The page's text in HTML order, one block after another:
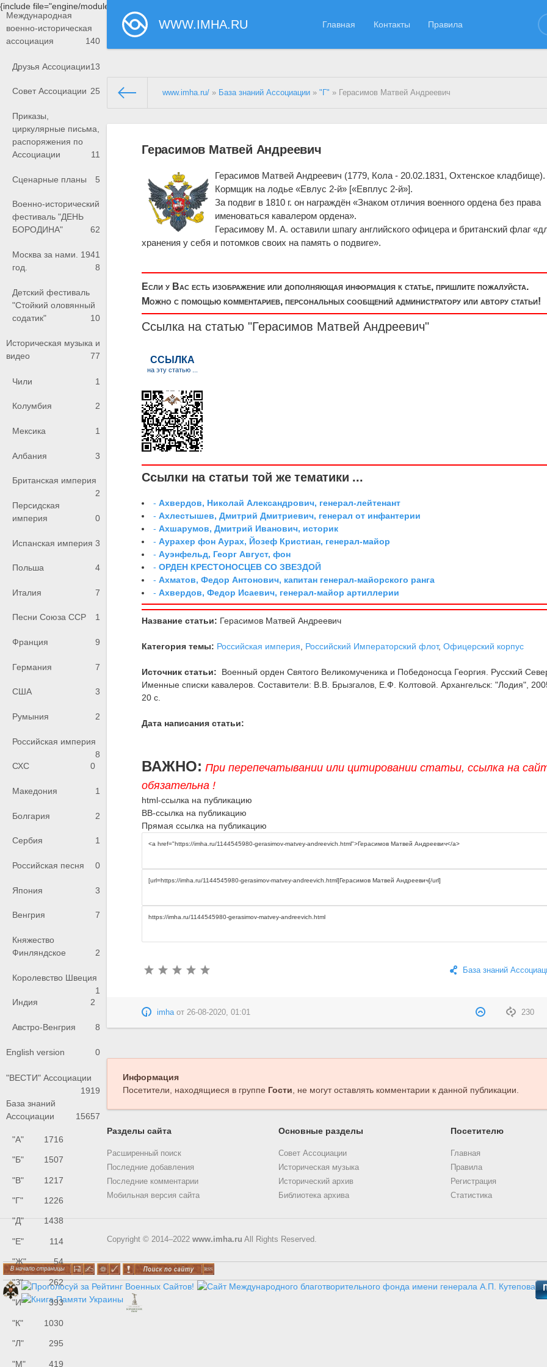
{include file="engine/modules/saperu/head.php"}
WWW.IMHA.RU Главная Контакты Правила
Международная
военно-историческая
ассоциация
140
Друзья Ассоциации13
Совет Ассоциации 25
Приказы,
циркулярные письма,
распоряжения по
Ассоциации
11
Сценарные планы 5
Военно-исторический
фестиваль "ДЕНЬ
БОРОДИНА"
62
Москва за нами. 1941
год.
8
Детский фестиваль
"Стойкий оловянный
содатик"
10
Историческая музыка и
видео
77
Чили 1
Колумбия 2
Мексика 1
Албания 3
Британская империя
2
Персидская
империя
0
Испанская империя 3
Польша 4
Италия 7
Песни Союза ССР 1
Франция 9
Германия 7
США 3
Румыния 2
Российская империя
8
СХС
0
Македония 1
Болгария 2
Сербия 1
Российская песня 0
Япония 3
Венгрия 7
Княжество
Финляндское
2
Королевство Швеция
1
Индия
2
Австро-Венгрия 8
English version 0
"ВЕСТИ" Ассоциации
1919
База знаний
Ассоциации
15657
"А" 1716
"Б" 1507
"В" 1217
"Г" 1226
"Д" 1438
"Е" 114
"Ж" 54
"З" 262
"И" 393
"К" 1030
"Л" 295
"М" 419
www.imha.ru/ » База знаний Ассоциации »"Г" » Герасимов Матвей Андреевич
Герасимов Матвей Андреевич
Герасимов Матвей Андреевич (1779, Кола - 20.02.1831, Охтенское кладбище).
Кормщик на лодье «Евлус 2-й» [«Евплус 2-й»].
За подвиг в 1810 г. он награждён «Знаком отличия военного ордена без права
именоваться кавалером ордена».
Герасимову М. А. оставили шпагу английского офицера и британский флаг
хранения у себя и потомков своих на память о подвиге».
Если у Вас есть изображение или дополняющая информация к статье, пришлите пожалуйста.
Можно с помощью комментариев, персональных сообщений администратору или автору статьи!
Ссылка на статью "Герасимов Матвей Андреевич"
Ссылки на статьи той же тематики ...
-Ахвердов, Николай Александрович, генерал-лейтенант
-Ахлестышев, Дмитрий Дмитриевич, генерал от инфантерии
-Ахшарумов, Дмитрий Иванович, историк
-Аурахер фон Аурах, Йозеф Кристиан, генерал-майор
-Ауэнфельд, Георг Август, фон
-ОРДЕН КРЕСТОНОСЦЕВ СО ЗВЕЗДОЙ
-Ахматов, Федор Антонович, капитан генерал-майорского ранга
-Ахвердов, Федор Исаевич, генерал-майор артиллерии
Название статьи: Герасимов Матвей Андреевич
Категория темы: Российская империя Российский Императорский флот,Офицерский корпус
Источник статьи:
Военный орден Святого Великомученика и Победоносца Георгия. Русский
Именные списки кавалеров. Составители: В.В. Брызгалов, Е.Ф. Колтовой. Архангельск: "Лодия",
20 с.
Дата написания статьи:
ВАЖНО: При перепечатывании или цитировании статьи, ссылка на
обязательна !
html-ссылка на публикацию
BB-ссылка на публикацию
Прямая ссылка на публикацию
База знаний
230
imhaот26-08-2020, 01:01
Информация
Посетители, находящиеся в группе Гости, не могут оставлять комментарии к данной публикации.
Разделы сайта
Расширенный поиск
Последние добавления
Последние комментарии
Мобильная версия сайта
Основные разделы
Совет Ассоциации
Историческая музыка
Исторический архив
Библиотека архива
Посетителю
Главная
Правила
Регистрация
Статистика
Copyright © 2014–2022 www.imha.ru All Rights Reserved.